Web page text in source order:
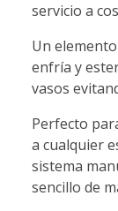
servicio a
Un
enfría y
vasos
Perfecto
a cualquier
sistema
sencillo de